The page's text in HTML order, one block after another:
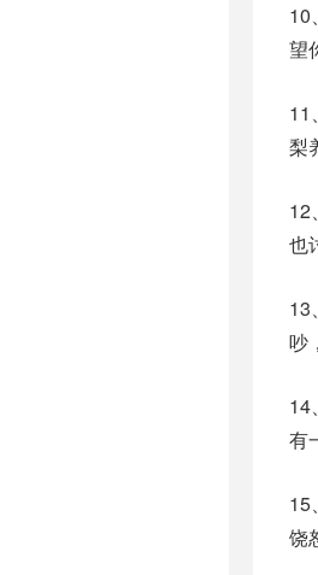
10
望
11
梨
12
也
13
吵
14
有
15
饶